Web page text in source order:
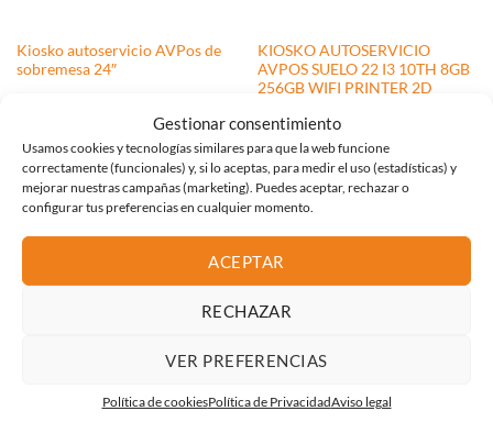
Gestionar consentimiento
Usamos cookies y tecnologías similares para que la web funcione
correctamente (funcionales) y, si lo aceptas, para medir el uso (estadísticas) y
mejorar nuestras campañas (marketing). Puedes aceptar, rechazar o
configurar tus preferencias en cualquier momento.
ACEPTAR
RECHAZAR
VER PREFERENCIAS
Política de cookiesPolítica de PrivacidadAviso legal
Kiosko autoservicio AVPos de
sobremesa 24″
KIOSKO AUTOSERVICIO
AVPOS SUELO 22 I3 10TH 8GB
256GB WIFI PRINTER 2D
1.352,32€